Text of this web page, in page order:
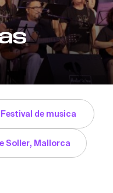
de musica
Soller, Mallorca